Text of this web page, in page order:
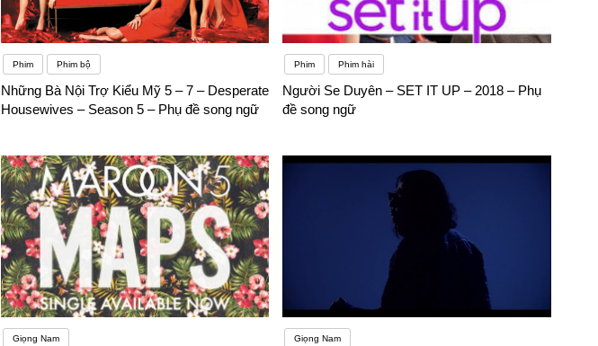
Phim Phim bộ
Những Bà Nội Trợ Kiểu Mỹ 5 – 7 – Desperate
Housewives – Season 5 – Phụ đề song ngữ
Phim Phim hài
Người Se Duyên – SET IT UP – 2018 – Phụ
đề song ngữ
Giọng Nam Giọng Nam